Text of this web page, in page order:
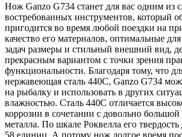
Нож Ganzo G734 станет для вас одним из
востребованных инструментов, который
пригодится во время любой поездки на
качество его материалов, оптимальные
задач размеры и стильный внешний вид,
прекрасным вариантом с точки зрения
функциональности. Благодаря тому, что
нержавеющая сталь 440С, Ganzo G734
на рыбалку и использовать в других
влажностью. Сталь 440С отличается
коррозии в сочетании с довольно большой
металла. По шкале Роквелла его твердость
58 единиц. А потому нож долгое время